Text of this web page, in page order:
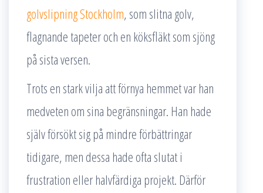
golvslipning Stockholm, som slitna golv,
flagnande tapeter och en köksfläkt som sjöng
på sista versen.
Trots en stark vilja att förnya hemmet var han
medveten om sina begränsningar. Han hade
själv försökt sig på mindre förbättringar
tidigare, men dessa hade ofta slutat i
frustration eller halvfärdiga projekt. Därför